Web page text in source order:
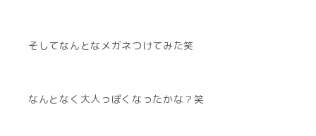
そしてなんとなメガネつけてみた笑
なんとなく大人っぽくなったかな？笑